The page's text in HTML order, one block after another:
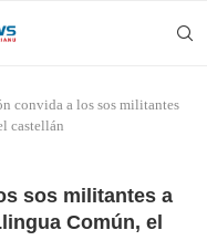
convida a los sos militantes
castellán
sos militantes a
Común, el